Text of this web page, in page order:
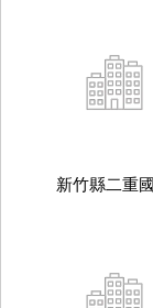
新竹縣二重